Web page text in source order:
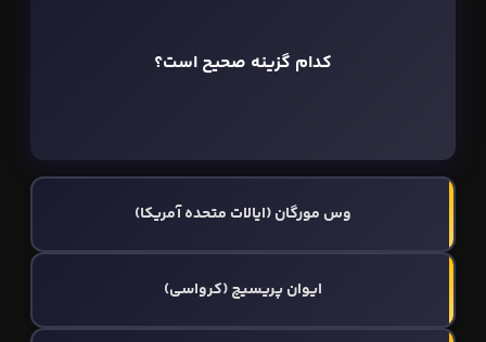
کدام گزینه صحیح است؟
وس مورگان (ایالات متحده آمریکا)
ایوان پریسیچ (کرواسی)